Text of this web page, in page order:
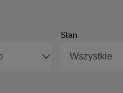
Stan
Wszystkie